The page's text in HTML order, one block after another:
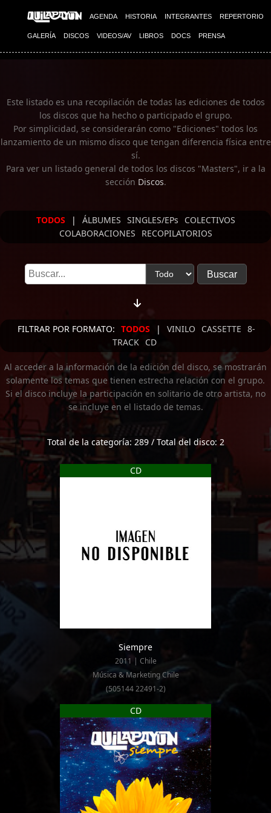
AGENDA HISTORIA INTEGRANTES REPERTORIO
GALERÍA DISCOS VIDEOS/AV LIBROS DOCS PRENSA
Imagen 01
Este listado es una recopilación de todas las ediciones de todos
los discos que ha hecho o participado el grupo.
Por simplicidad, se considerarán como "Ediciones" todos los
lanzamiento de un mismo disco que tengan diferencia física entre
sí.
Para ver un listado general de todos los discos "Masters", ir a la
secciónDiscos.
TODOS | ÁLBUMES SINGLES/EPs
COLECTIVOS
COLABORACIONES
RECOPILATORIOS
FILTRAR POR FORMATO: TODOS | VINILO CASSETTE 8-
TRACK CD
Al acceder a la información de la edición del disco, se mostrarán
solamente los temas que tienen estrecha relación con el grupo.
Si el disco incluye la participación en solitario de otro artista, no
se incluye en el listado de temas.
Total de la categoría: 289 / Total del disco: 2
CD
Siempre
2011 | Chile
Música & Marketing Chile
(505144 22491-2)
CD